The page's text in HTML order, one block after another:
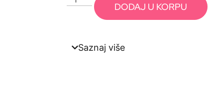
DODAJ U KORPU
Saznaj više